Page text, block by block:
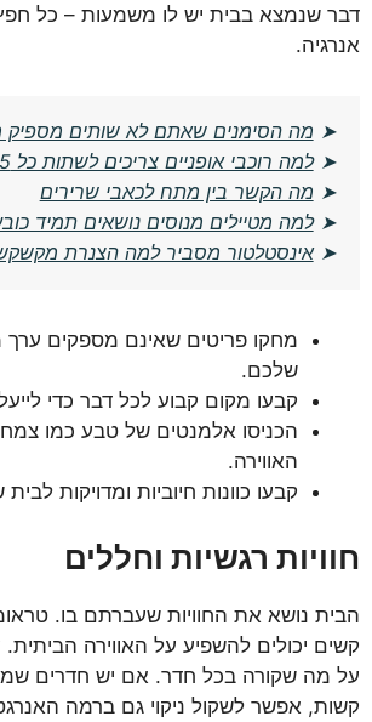
דבר שנמצא בבית יש לו משמעות – כל
אנרגיה.
➤ מה הסימנים שאתם לא שותים מספיק
➤למה רוכבי אופניים צריכים לשתות כל 15 דקות בחום
➤ מה הקשר בין מתח לכאבי שרירים
➤למה מטיילים מנוסים נושאים תמיד
➤אינסטלטור מסביר למה הצנרת
מחקו פריטים שאינם מספקים ערך
שלכם.
קבעו מקום קבוע לכל דבר כדי
הכניסו אלמנטים של טבע כמו
האווירה.
קבעו כוונות חיוביות ומדויקות
חוויות רגשיות וחללים
הבית נושא את החוויות שעברתם בו.
קשים יכולים להשפיע על האווירה
על מה שקורה בכל חדר. אם יש חדרים
קשות, אפשר לשקול ניקוי גם ברמה